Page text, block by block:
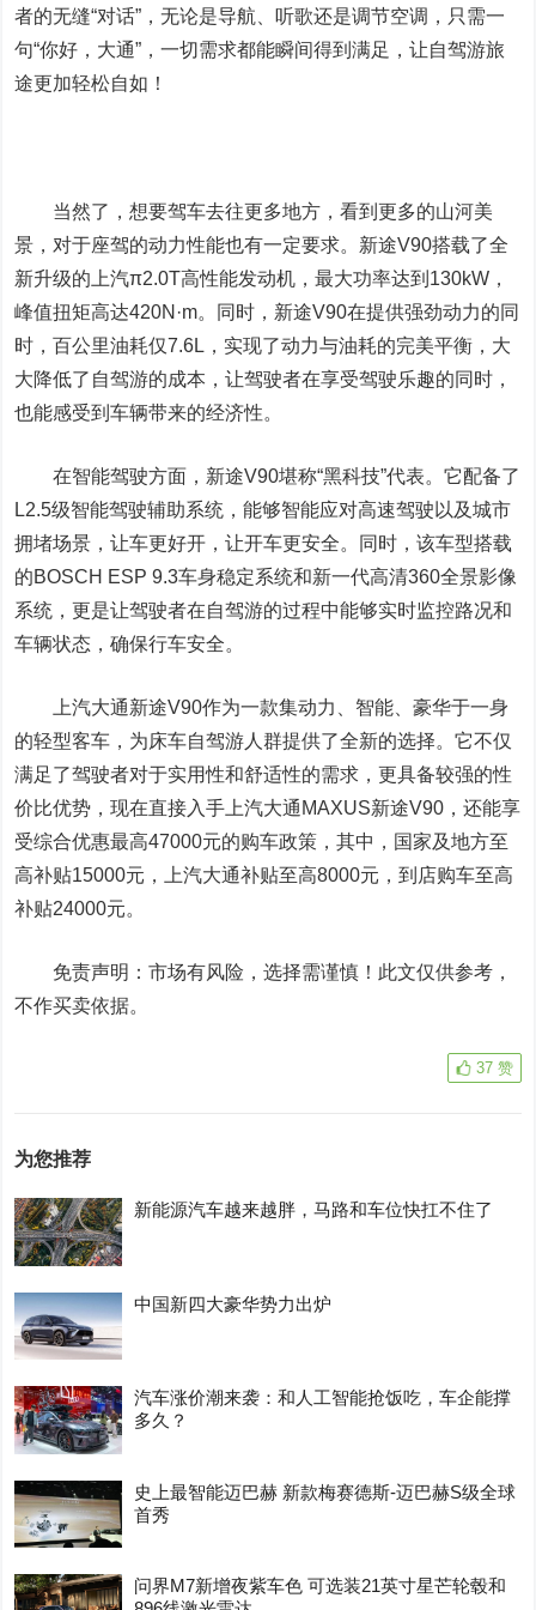
者的无缝“对话”，无论是导航、听歌还是调节空调，只需一
句“你好，大通”，一切需求都能瞬间得到满足，让自驾游旅
途更加轻松自如！
当然了，想要驾车去往更多地方，看到更多的山河美
景，对于座驾的动力性能也有一定要求。新途V90搭载了全
新升级的上汽π2.0T高性能发动机，最大功率达到130kW，
峰值扭矩高达420N·m。同时，新途V90在提供强劲动力的同
时，百公里油耗仅7.6L，实现了动力与油耗的完美平衡，大
大降低了自驾游的成本，让驾驶者在享受驾驶乐趣的同时，
也能感受到车辆带来的经济性。
在智能驾驶方面，新途V90堪称“黑科技”代表。它配备了
L2.5级智能驾驶辅助系统，能够智能应对高速驾驶以及城市
拥堵场景，让车更好开，让开车更安全。同时，该车型搭载
的BOSCH ESP 9.3车身稳定系统和新一代高清360全景影像
系统，更是让驾驶者在自驾游的过程中能够实时监控路况和
车辆状态，确保行车安全。
上汽大通新途V90作为一款集动力、智能、豪华于一身
的轻型客车，为床车自驾游人群提供了全新的选择。它不仅
满足了驾驶者对于实用性和舒适性的需求，更具备较强的性
价比优势，现在直接入手上汽大通MAXUS新途V90，还能享
受综合优惠最高47000元的购车政策，其中，国家及地方至
高补贴15000元，上汽大通补贴至高8000元，到店购车至高
补贴24000元。
免责声明：市场有风险，选择需谨慎！此文仅供参考，
不作买卖依据。
37 赞
为您推荐
新能源汽车越来越胖，马路和车位快扛不住了
中国新四大豪华势力出炉
汽车涨价潮来袭：和人工智能抢饭吃，车企能撑
多久？
史上最智能迈巴赫 新款梅赛德斯-迈巴赫S级全球
首秀
问界M7新增夜紫车色 可选装21英寸星芒轮毂和